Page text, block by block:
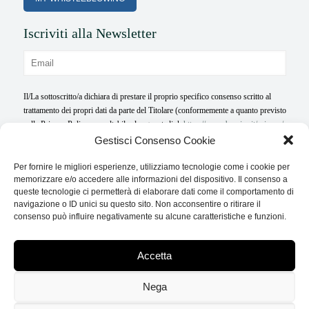
Gestisci Consenso Cookie
Per fornire le migliori esperienze, utilizziamo tecnologie come i cookie per
memorizzare e/o accedere alle informazioni del dispositivo. Il consenso a
queste tecnologie ci permetterà di elaborare dati come il comportamento di
navigazione o ID unici su questo sito. Non acconsentire o ritirare il
consenso può influire negativamente su alcune caratteristiche e funzioni.
Accetta
Nega
Iscriviti alla Newsletter
Il/La sottoscritto/a dichiara di prestare il proprio specifico consenso scritto al
trattamento dei propri dati da parte del Titolare (conformemente a quanto previsto
nella Privacy Policy consultabile al seguente link https://www.bazzica.it/privacy/
per le ulteriori finalità di marketing quali l’invio - anche tramite e-mail, SMS - di
informativo e/o promozionale in relazione ai prodotti offerti ed ai servizi forniti
e/o promossi dal Titolare
BAZZICA GROUP è un sito aggiornato in base ai sensi del